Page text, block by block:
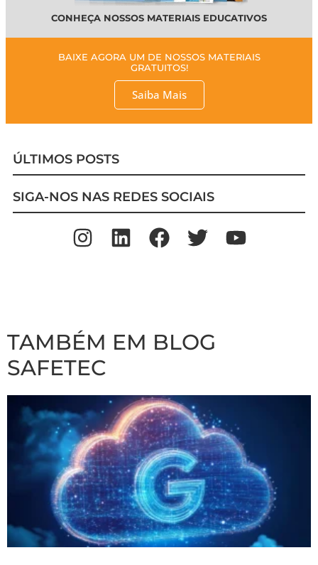
CONHEÇA NOSSOS MATERIAIS EDUCATIVOS
BAIXE AGORA UM DE NOSSOS MATERIAIS
GRATUITOS!
Saiba Mais
ÚLTIMOS POSTS
SIGA-NOS NAS REDES SOCIAIS
TAMBÉM EM BLOG
SAFETEC